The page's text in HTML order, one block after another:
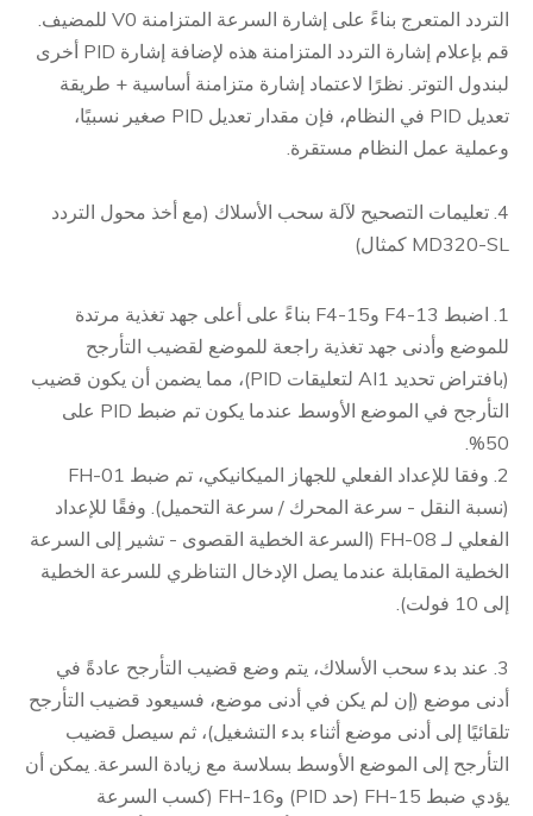
التردد المتعرج بناءً على إشارة السرعة المتزامنة V0 للمضيف.
قم بإعلام إشارة التردد المتزامنة هذه لإضافة إشارة PID أخرى
لبندول التوتر. نظرًا لاعتماد إشارة متزامنة أساسية + طريقة
تعديل PID في النظام، فإن مقدار تعديل PID صغير نسبيًا،
وعملية عمل النظام مستقرة.
4. تعليمات التصحيح لآلة سحب الأسلاك (مع أخذ محول التردد
MD320-SL كمثال)
1. اضبط F4-13 وF4-15 بناءً على أعلى جهد تغذية مرتدة
للموضع وأدنى جهد تغذية راجعة للموضع لقضيب التأرجح
(بافتراض تحديد AI1 لتعليقات PID)، مما يضمن أن يكون قضيب
التأرجح في الموضع الأوسط عندما يكون تم ضبط PID على
50%.
2. وفقا للإعداد الفعلي للجهاز الميكانيكي، تم ضبط FH-01
(نسبة النقل - سرعة المحرك / سرعة التحميل). وفقًا للإعداد
الفعلي لـ FH-08 (السرعة الخطية القصوى - تشير إلى السرعة
الخطية المقابلة عندما يصل الإدخال التناظري للسرعة الخطية
إلى 10 فولت).
3. عند بدء سحب الأسلاك، يتم وضع قضيب التأرجح عادةً في
أدنى موضع (إن لم يكن في أدنى موضع، فسيعود قضيب التأرجح
تلقائيًا إلى أدنى موضع أثناء بدء التشغيل)، ثم سيصل قضيب
التأرجح إلى الموضع الأوسط بسلاسة مع زيادة السرعة. يمكن أن
يؤدي ضبط FH-15 (حد PID) وFH-16 (كسب السرعة